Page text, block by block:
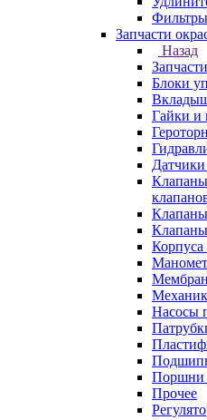
Фильтры
Запчасти
Назад
Блоки
Гайки и
Клапаны
Корпуса
Насосы
Поршни
Прочее